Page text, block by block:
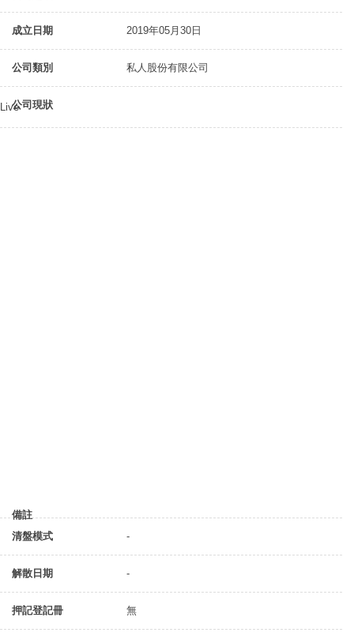
成立日期 2019年05月30日
公司類別 私人股份有限公司
公司現狀
Live
備註
清盤模式
-
解散日期 -
押記登記冊 無